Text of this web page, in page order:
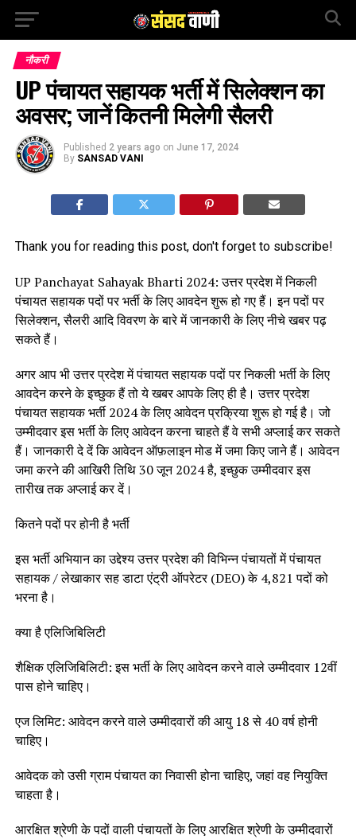
नौकरी
UP पंचायत सहायक भर्ती में सिलेक्शन का
अवसर; जानें कितनी मिलेगी सैलरी
Published 2 years ago on June 17, 2024
By SANSAD VANI
Thank you for reading this post, don't forget to subscribe!
UP Panchayat Sahayak Bharti 2024: उत्तर प्रदेश में निकली
पंचायत सहायक पदों पर भर्ती के लिए आवदेन शुरू हो गए हैं। इन पदों पर
सिलेक्शन, सैलरी आदि विवरण के बारे में जानकारी के लिए नीचे खबर पढ़
सकते हैं।
अगर आप भी उत्तर प्रदेश में पंचायत सहायक पदों पर निकली भर्ती के लिए
आवदेन करने के इच्छुक हैं तो ये खबर आपके लिए ही है। उत्तर प्रदेश
पंचायत सहायक भर्ती 2024 के लिए आवेदन प्रक्रिया शुरू हो गई है। जो
उम्मीदवार इस भर्ती के लिए आवेदन करना चाहते हैं वे सभी अप्लाई कर सकते
हैं। जानकारी दे दें कि आवेदन ऑफ़लाइन मोड में जमा किए जाने हैं। आवेदन
जमा करने की आखिरी तिथि 30 जून 2024 है, इच्छुक उम्मीदवार इस
तारीख तक अप्लाई कर दें।
कितने पदों पर होनी है भर्ती
इस भर्ती अभियान का उद्देश्य उत्तर प्रदेश की विभिन्न पंचायतों में पंचायत
सहायक / लेखाकार सह डाटा एंट्री ऑपरेटर (DEO) के 4,821 पदों को
भरना है।
क्या है एलिजिबिलिटी
शैक्षिक एलिजिबिलिटी: इस भर्ती के लिए आवेदन करने वाले उम्मीदवार 12वीं
पास होने चाहिए।
एज लिमिट: आवेदन करने वाले उम्मीदवारों की आयु 18 से 40 वर्ष होनी
चाहिए।
आवेदक को उसी ग्राम पंचायत का निवासी होना चाहिए, जहां वह नियुक्ति
चाहता है।
आरक्षित श्रेणी के पदों वाली पंचायतों के लिए आरक्षित श्रेणी के उम्मीदवारों